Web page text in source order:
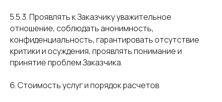
5.5.3. Проявлять к Заказчику уважительное
отношение, соблюдать анонимность,
конфиденциальность, гарантировать отсутствие
критики и осуждения, проявлять понимание и
принятие проблем Заказчика.
6. Стоимость услуг и порядок расчетов